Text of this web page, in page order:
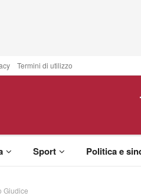
Termini di utilizzo
Sport Politica e
Giudice